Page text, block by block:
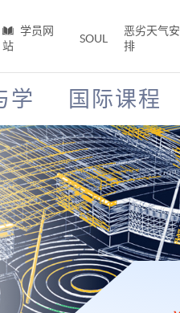
学员网
站
SOUL
恶劣天气安
排
学 国际课程